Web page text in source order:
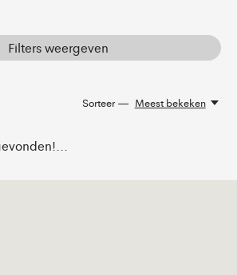
Filters weergeven
Sorteer — Meest bekeken